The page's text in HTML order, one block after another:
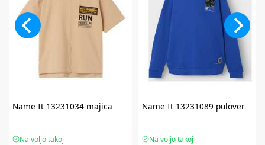
Name It13231034 majica
Na voljo takoj
Name It13231089 pulover
Na voljo takoj